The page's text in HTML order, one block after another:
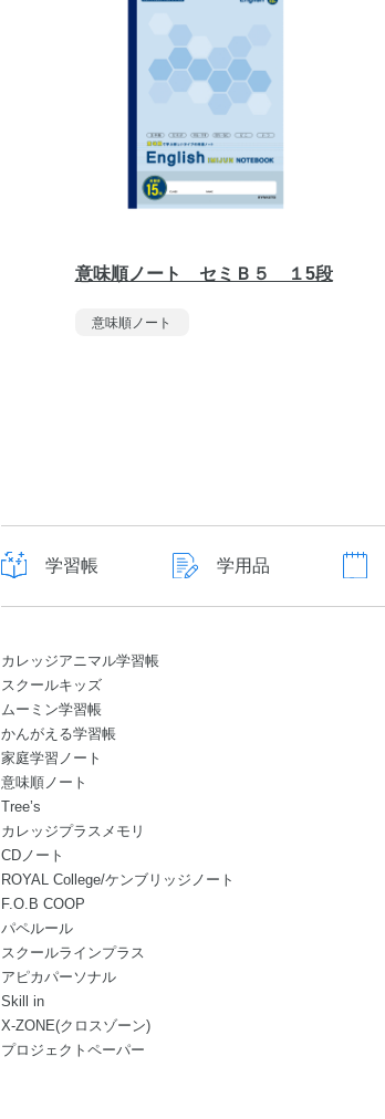
意味順ノート セミＢ５ １5段
意味順ノート
学習帳 学用品
カレッジアニマル学習帳
スクールキッズ
ムーミン学習帳
かんがえる学習帳
家庭学習ノート
意味順ノート
Tree’s
カレッジプラスメモリ
CDノート
ROYAL College/ケンブリッジノート
F.O.B COOP
パペルール
スクールラインプラス
アピカパーソナル
Skill in
X-ZONE(クロスゾーン)
プロジェクトペーパー